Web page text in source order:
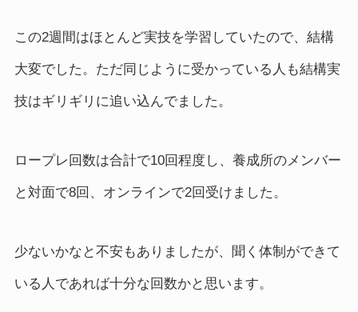
この2週間はほとんど実技を学習していたので、結構
大変でした。ただ同じように受かっている人も結構実
技はギリギリに追い込んでました。
ロープレ回数は合計で10回程度し、養成所のメンバー
と対面で8回、オンラインで2回受けました。
少ないかなと不安もありましたが、聞く体制ができて
いる人であれば十分な回数かと思います。